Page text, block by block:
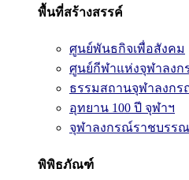
พื้นที่สร้างสรรค์
ศูนย์พันธกิจเพื่อสังคม
ศูนย์กีฬาแห่งจุฬาลง
ธรรมสถานจุฬาลงก
อุทยาน 100 ปี จุฬาฯ
จุฬาลงกรณ์ราชบรร
พิพิธภัณฑ์